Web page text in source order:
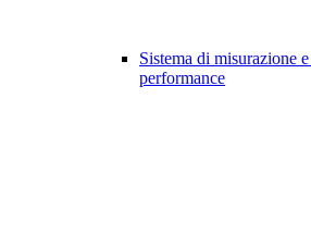
Sistema di misurazione
performance